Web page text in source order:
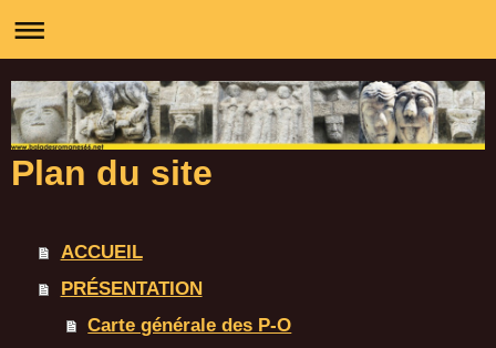
Plan du site
ACCUEIL
PRÉSENTATION
Carte générale des P-O